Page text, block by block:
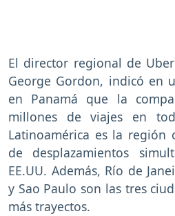
El director regional de
George Gordon, indicó en
en Panamá que la
millones de viajes en
Latinoamérica es la región
de desplazamientos
EE.UU. Además, Río de
y Sao Paulo son las tres
más trayectos.